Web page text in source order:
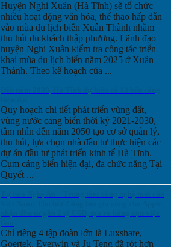
Huyện Nghi Xuân (Hà Tĩnh) sẽ tổ chức
nhiều hoạt động văn hóa, thể thao hấp dẫn
vào mùa du lịch biển Xuân Thành nhằm
thu hút du khách thập phương. Lãnh đạo
huyện Nghi Xuân kiểm tra công tác triển
khai mùa du lịch biển năm 2025 ở Xuân
Thành. Theo kế hoạch của ...
Quy hoạch chi tiết phát triển vùng đất,
vùng nước cảng biển thời kỳ 2021-2030,
tầm nhìn đến năm 2050 tạo cơ sở quản lý,
thu hút, lựa chọn nhà đầu tư thực hiện các
dự án đầu tư phát triển kinh tế Hà Tĩnh.
Cụm cảng biển hiện đại, đa chức năng Tại
Quyết ...
Chỉ riêng 4 tập đoàn lớn là Luxshare,
Goertek, Everwin và Ju Teng đã rót hơn